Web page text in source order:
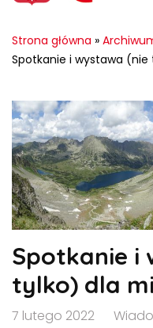
Strona główna »
Spotkanie i wystawa (nie
Spotkanie i
tylko) dla
7 lutego 2022